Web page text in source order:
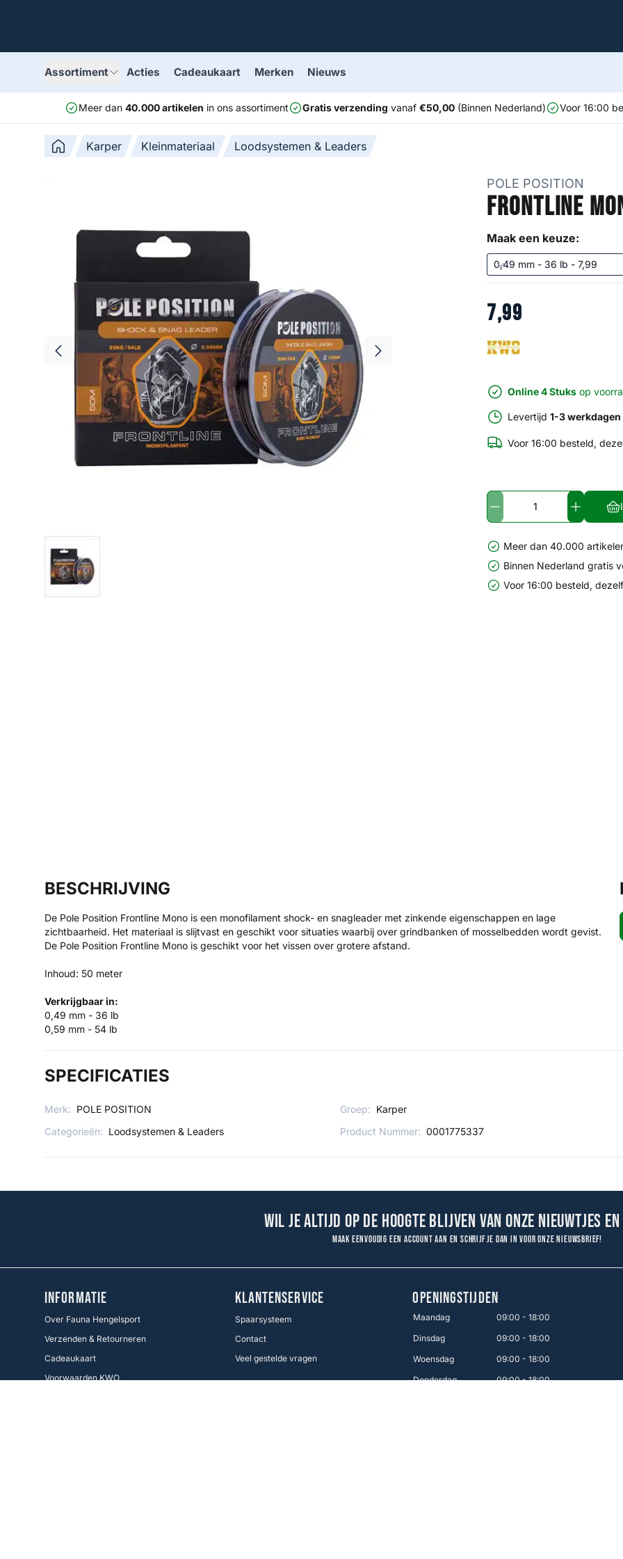
Assortiment Acties Cadeaukaart Merken Nieuws
Meer dan 40.000 artikelen in ons assortiment Gratis verzending vanaf €50,00(Binnen Nederland) Voor 16:00
Karper Kleinmateriaal Loodsystemen & Leaders
POLE POSITION
Frontline
Maak een keuze:
7,99
Online 4 Stuks op
Levertijd 1-3 werkdagen
Voor 16:00 besteld,
Meer dan 40.000
Binnen Nederland gratis
Voor 16:00 besteld,
BESCHRIJVING
De Pole Position Frontline Mono is een monofilament shock- en snagleader met zinkende eigenschappen en lage
zichtbaarheid. Het materiaal is slijtvast en geschikt voor situaties waarbij over grindbanken of mosselbedden wordt gevist.
De Pole Position Frontline Mono is geschikt voor het vissen over grotere afstand.
Inhoud: 50 meter
Verkrijgbaar in:
0,49 mm - 36 lb
0,59 mm - 54 lb
SPECIFICATIES
Merk: POLE POSITION Groep: Karper
Categorieën: Loodsystemen & Leaders Product Nummer: 0001775337
Wil je altijd op de hoogte blijven van onze nieuwtjes
Maak eenvoudig een account aan en schrijf je dan in voor onze nieuwsbrief!
INFORMATIE
Over Fauna Hengelsport
Verzenden & Retourneren
Cadeaukaart
Voorwaarden KWO
KLANTENSERVICE
Spaarsysteem
Contact
Veel gestelde vragen
OPENINGSTIJDEN
Maandag
09:00 - 18:00
Dinsdag
09:00 - 18:00
Woensdag
09:00 - 18:00
Donderdag
09:00 - 18:00